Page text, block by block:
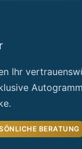
Ihr
BERATUNG